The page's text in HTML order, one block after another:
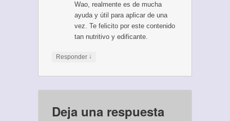
Wao, realmente es de mucha
ayuda y útil para aplicar de una
vez. Te felicito por este contenido
tan nutritivo y edificante.
Responder ↓
Deja una respuesta